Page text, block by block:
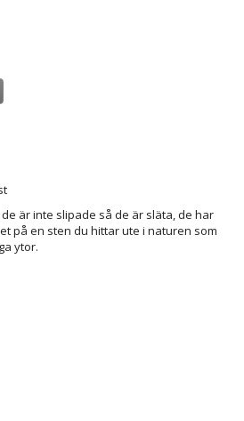
är inte slipade så de är släta, de har
på en sten du hittar ute i naturen som
ytor.